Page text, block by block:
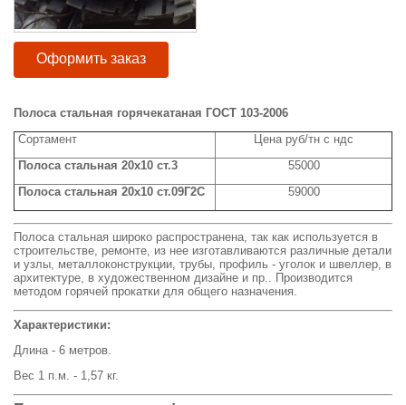
Оформить заказ
Полоса стальная горячекатаная ГОСТ 103-2006
Сортамент
Цена руб/тн с ндс
Полоса стальная 20х10 ст.3
55000
Полоса стальная 20х10 ст.09Г2С
59000
Полоса стальная широко распространена, так как используется в
строительстве, ремонте, из нее изготавливаются различные детали
и узлы, металлоконструкции, трубы, профиль - уголок и швеллер, в
архитектуре, в художественном дизайне и пр.. Производится
методом горячей прокатки для общего назначения.
Характеристики:
Длина - 6 метров.
Вес 1 п.м. - 1,57 кг.